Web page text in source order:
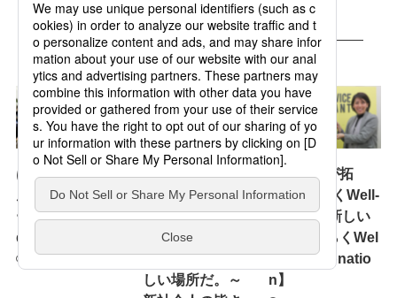
あなたへのおすすめ
Event Report
はたらく未来 み
んなでアップデ
ート！Tokyo Pri
de 2026
News
ようこそ新社会
人。君が選んだ
場所は 君が思
っているよりも
ずっと 素晴ら
しい場所だ。～
News
プロボノが拓
く“はたらくWell-
being”の新しい
形【はたらくWel
l-being Donatio
n】